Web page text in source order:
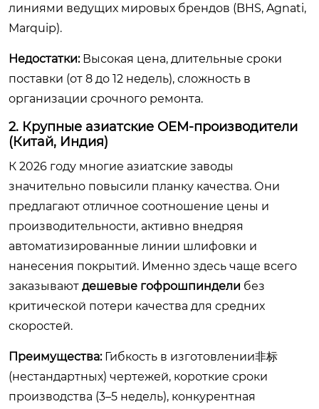
линиями ведущих мировых брендов (BHS, Agnati,
Marquip).
Недостатки:Высокая цена, длительные сроки
поставки (от 8 до 12 недель), сложность в
организации срочного ремонта.
2. Крупные азиатские OEM-производители
(Китай, Индия)
К 2026 году многие азиатские заводы
значительно повысили планку качества. Они
предлагают отличное соотношение цены и
производительности, активно внедряя
автоматизированные линии шлифовки и
нанесения покрытий. Именно здесь чаще всего
заказывают дешевые гофрошпиндели без
критической потери качества для средних
скоростей.
Преимущества:Гибкость в изготовлении非标
(нестандартных) чертежей, короткие сроки
производства (3–5 недель), конкурентная